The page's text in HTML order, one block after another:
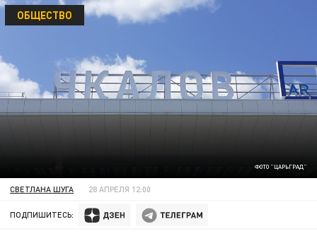
ФОТО "ЦАРЬГРАД"
ОБЩЕСТВО
СВЕТЛАНА ШУГА 28 АПРЕЛЯ 12:00
ПОДПИШИТЕСЬ: